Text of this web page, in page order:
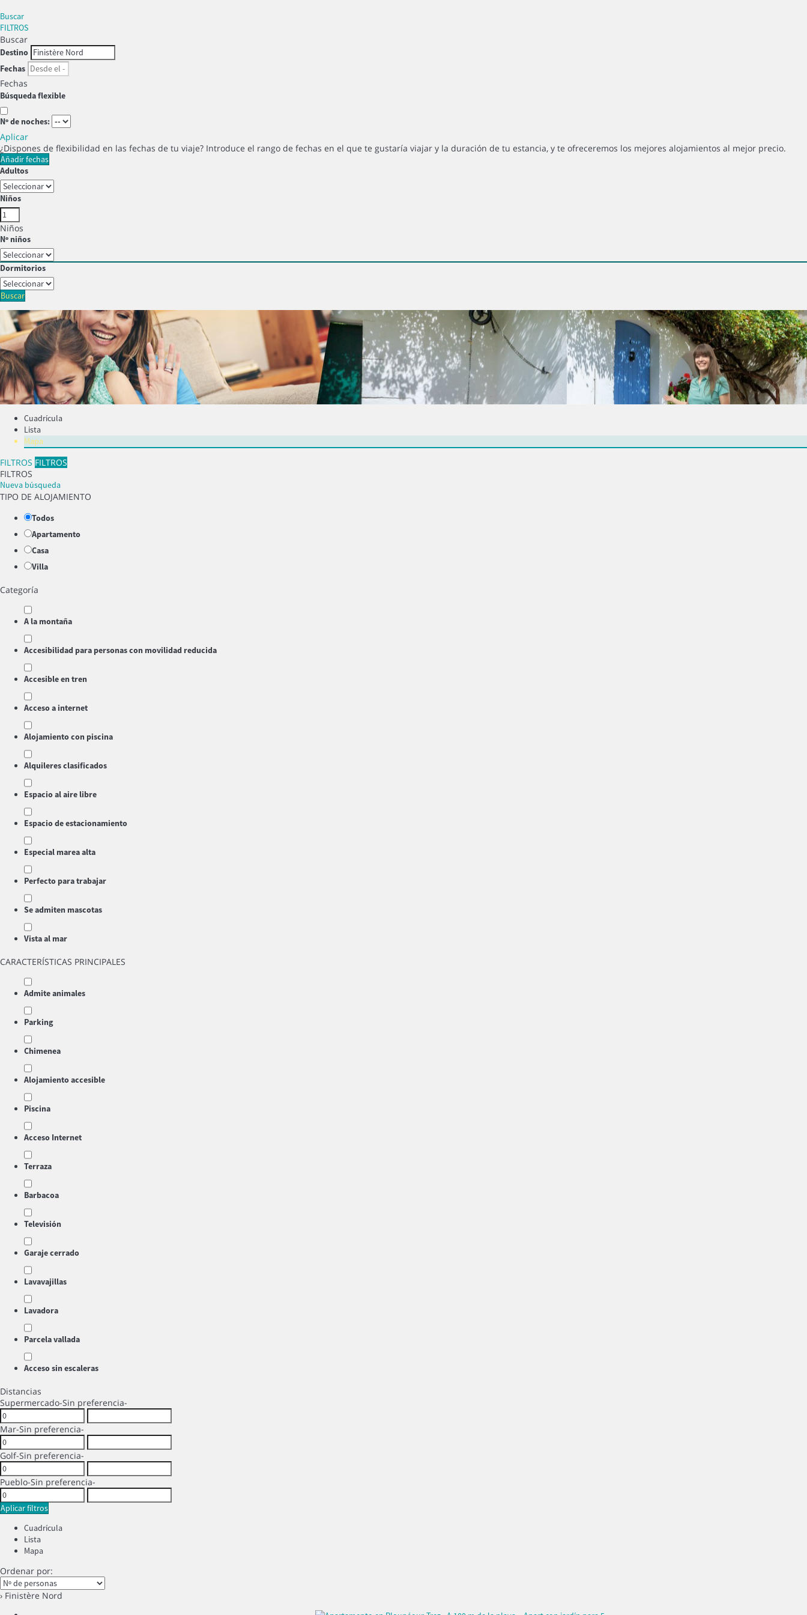
Buscar
FILTROS
Buscar
Destino
Fechas
Fechas
Búsqueda flexible
Nº de noches:
Aplicar
¿Dispones de flexibilidad en las fechas de tu viaje? Introduce el rango de fechas en el que te gustaría viajar y la duración de tu estancia, y te ofreceremos los mejores alojamientos al mejor precio.
Añadir fechas
Adultos
Niños
Niños
Nº niños
Dormitorios
Buscar
Cuadrícula
Lista
Mapa
FILTROS FILTROS
FILTROS
Nueva búsqueda
TIPO DE ALOJAMIENTO
Todos
Apartamento
Casa
Villa
Categoría
A la montaña
Accesibilidad para personas con movilidad reducida
Accesible en tren
Acceso a internet
Alojamiento con piscina
Alquileres clasificados
Espacio al aire libre
Espacio de estacionamiento
Especial marea alta
Perfecto para trabajar
Se admiten mascotas
Vista al mar
CARACTERÍSTICAS PRINCIPALES
Admite animales
Parking
Chimenea
Alojamiento accesible
Piscina
Acceso Internet
Terraza
Barbacoa
Televisión
Garaje cerrado
Lavavajillas
Lavadora
Parcela vallada
Acceso sin escaleras
Distancias
Supermercado-Sin preferencia-
Mar-Sin preferencia-
Golf-Sin preferencia-
Pueblo-Sin preferencia-
Aplicar filtros
Cuadrícula
Lista
Mapa
Ordenar por:
› Finistère Nord